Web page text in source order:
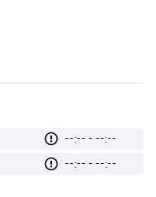
--:-- - --:--
--:-- - --:--